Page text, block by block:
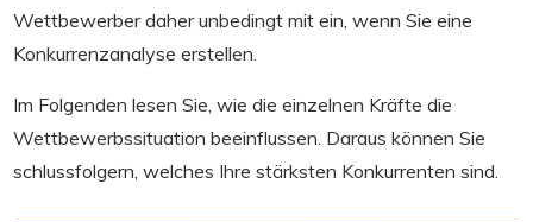
Wettbewerber daher unbedingt mit ein, wenn Sie eine
Konkurrenzanalyse erstellen.
Im Folgenden lesen Sie, wie die einzelnen Kräfte die
Wettbewerbssituation beeinflussen. Daraus können Sie
schlussfolgern, welches Ihre stärksten Konkurrenten sind.